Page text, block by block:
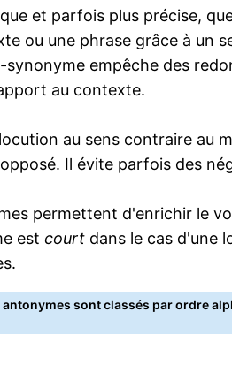
et parfois plus précise,
ou une phrase grâce à un
synonyme empêche des
au contexte.
au sens contraire au
Il évite parfois des
permettent d'enrichir le
est court dans le cas d'une
sont classés par ordre